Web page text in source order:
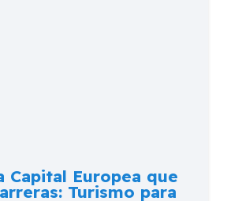
Capital Europea que
Turismo para